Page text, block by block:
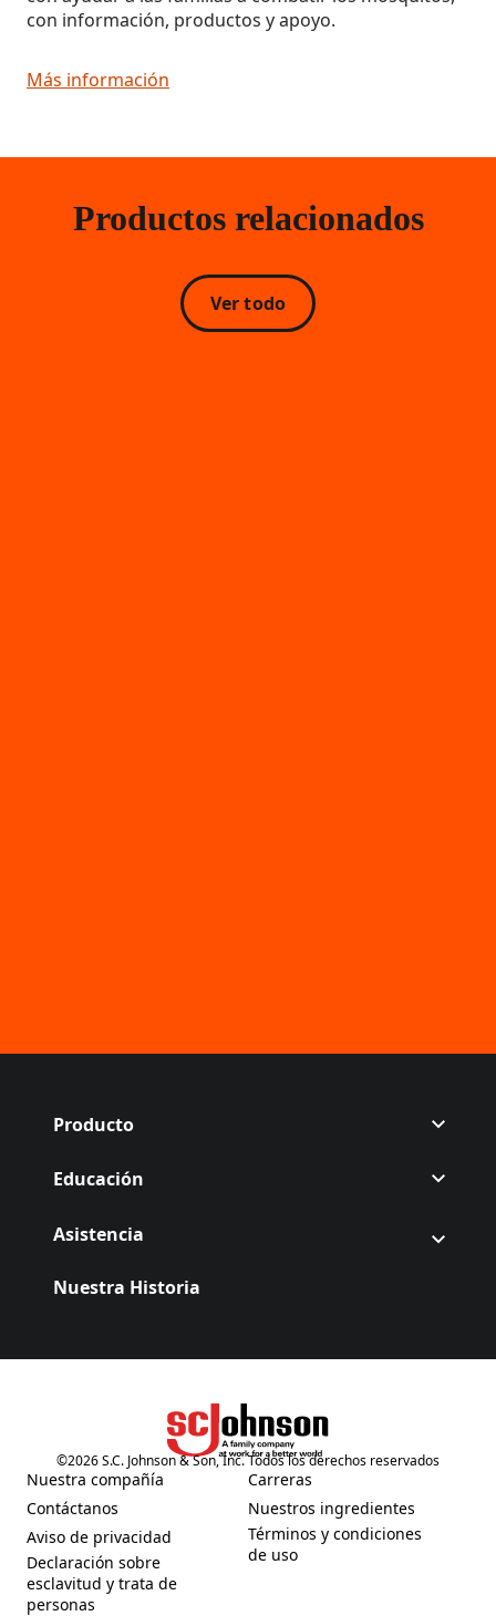
con información, productos y apoyo.
Más información
Productos relacionados
Ver todo
Producto
Educación
Asistencia
Nuestra Historia
(Opens in a new tab)
©2026S.C. Johnson & Son, Inc. Todos los derechos reservados
Nuestra compañía
(Opens in a new tab)
Contáctanos
(Opens in a new tab)
Aviso de privacidad
(Opens in a new tab)
Declaración sobre
esclavitud y trata de
personas
(Opens in a new tab)
Carreras
(Opens in a new tab)
Nuestros ingredientes
(Opens in a new tab)
Términos y condiciones
de uso
(Opens in a new tab)